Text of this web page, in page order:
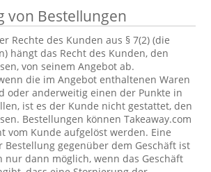
von Bestellungen
Rechte des Kunden aus § 7(2) (die
hängt das Recht des Kunden, den
von seinem Angebot ab.
die im Angebot enthaltenen Waren
oder anderweitig einen der Punkte in
ist es der Kunde nicht gestattet, den
Bestellungen können Takeaway.com
vom Kunde aufgelöst werden. Eine
Bestellung gegenüber dem Geschäft ist
nur dann möglich, wenn das Geschäft